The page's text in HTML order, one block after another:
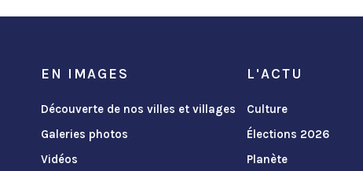
EN IMAGES
Découverte de nos villes et villages
Galeries photos
Vidéos
L'ACTU
Culture
Élections 2026
Planète